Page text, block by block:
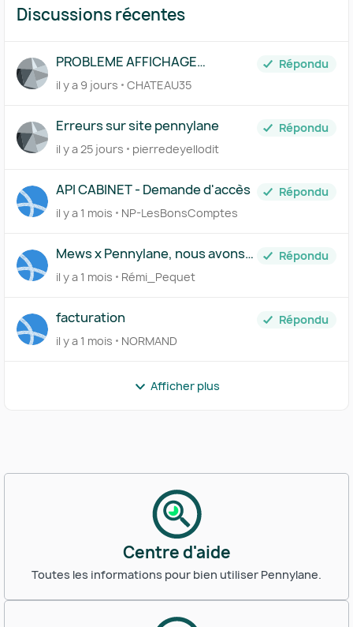
Discussions récentes
PROBLEME AFFICHAGE
GENERALISE
Répondu
il y a 9 jours
CHATEAU35
Erreurs sur site pennylane
Répondu
il y a 25 jours
pierredeyellodit
API CABINET - Demande d'accès
Répondu
il y a 1 mois
NP-LesBonsComptes
Mews x Pennylane, nous avons
besoin de vous !
Répondu
il y a 1 mois
Rémi_Pequet
facturation
Répondu
il y a 1 mois
NORMAND
Afficher plus
Centre d'aide
Toutes les informations pour bien utiliser Pennylane.